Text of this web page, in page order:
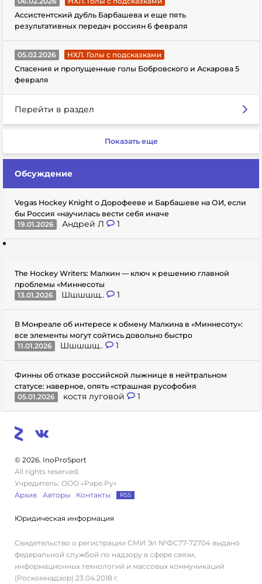
Ассистентский дубль Барбашева и еще пять
результативных передач россиян 6 февраля
05.02.2026
НХЛ. Голы с подсказками
Спасения и пропущенные голы Бобровского и Аскарова 5
февраля
Перейти в раздел
Показать еще
Обсуждение
Vegas Hockey Knight о Дорофееве и Барбашеве на ОИ, если
бы Россия «научилась вести себя иначе
19.01.2026
Андрей Л 1
The Hockey Writers: Малкин — ключ к решению главной
проблемы «Миннесоты
13.01.2026
Шшшшщ.. 1
В Монреале об интересе к обмену Малкина в «Миннесоту»:
все элементы могут сойтись довольно быстро
11.01.2026
Шшшшщ.. 1
Финны об отказе российской лыжнице в нейтральном
статусе: наверное, опять «страшная русофобия
05.01.2026
костя луговой 1
© 2026. InoProSport
All rights reserved.
Учредитель: ООО «Раре.Ру»
Архив
Авторы Контакты RSS
Юридическая информация
Свидетельство о регистрации СМИ Эл №ФС77-72704 выдано
федеральной службой по надзору в сфере связи,
информационных технологий и массовых коммуникаций
(Роскомнадзор) 23.04.2018 г.